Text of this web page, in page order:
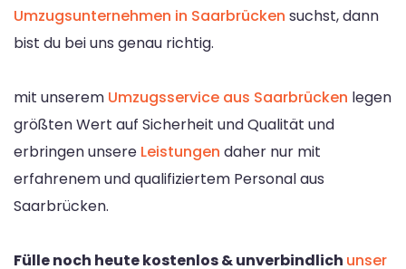
Umzugsunternehmen in Saarbrücken suchst, dann
bist du bei uns genau richtig.
mit unserem Umzugsservice aus Saarbrücken legen
größten Wert auf Sicherheit und Qualität und
erbringen unsere Leistungen daher nur mit
erfahrenem und qualifiziertem Personal aus
Saarbrücken.
Fülle noch heute kostenlos & unverbindlich unser